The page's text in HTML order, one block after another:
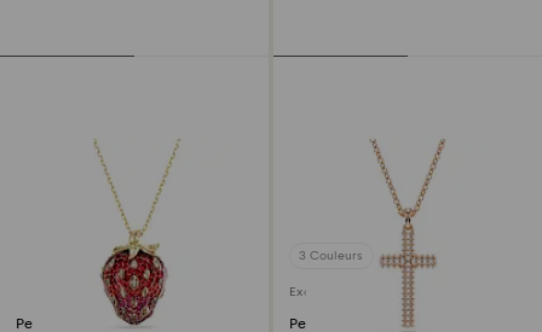
Pendentif Idyllia
3 Couleurs
Exclusivité en ligne
Pendentif Insigne